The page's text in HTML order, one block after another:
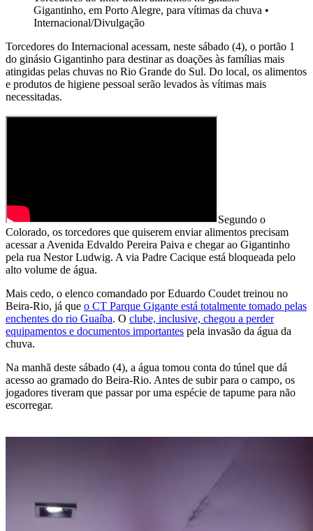
Gigantinho, em Porto Alegre, para vítimas da chuva •
Internacional/Divulgação
Torcedores do Internacional acessam, neste sábado (4), o portão 1
do ginásio Gigantinho para destinar as doações às famílias mais
atingidas pelas chuvas no Rio Grande do Sul. Do local, os alimentos
e produtos de higiene pessoal serão levados às vítimas mais
necessitadas.
Segundo o
Colorado, os torcedores que quiserem enviar alimentos precisam
acessar a Avenida Edvaldo Pereira Paiva e chegar ao Gigantinho
pela rua Nestor Ludwig. A via Padre Cacique está bloqueada pelo
alto volume de água.
Mais cedo, o elenco comandado por Eduardo Coudet treinou no
Beira-Rio, já que o CT Parque Gigante está totalmente tomado pelas
enchentes do rio Guaíba. O clube, inclusive, chegou a perder
equipamentos e documentos importantes pela invasão da água da
chuva.
Na manhã deste sábado (4), a água tomou conta do túnel que dá
acesso ao gramado do Beira-Rio. Antes de subir para o campo, os
jogadores tiveram que passar por uma espécie de tapume para não
escorregar.